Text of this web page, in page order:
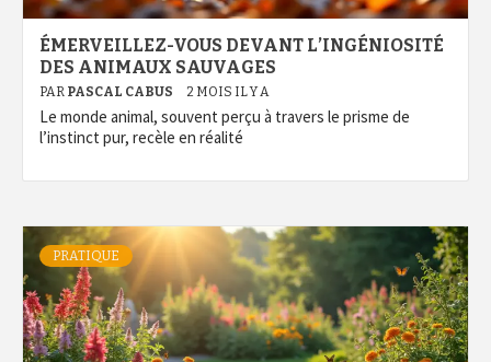
ÉMERVEILLEZ-VOUS DEVANT L’INGÉNIOSITÉ
DES ANIMAUX SAUVAGES
PAR PASCAL CABUS 2 MOIS IL Y A
Le monde animal, souvent perçu à travers le prisme de
l’instinct pur, recèle en réalité
PRATIQUE